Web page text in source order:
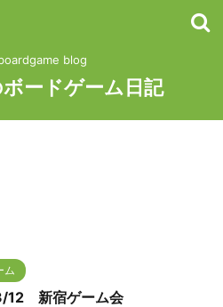
blog
ボードゲーム日記
ム
新宿ゲーム会